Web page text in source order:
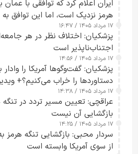
ایران اعلام کرد که توافقی با عمان
هرمز نزدیک است، اما این توافق به
آبراه را آزاد کند
۱۷ مرداد ۱۴۰۵ / ۱۶:۴۷
پزشکیان: اختلاف نظر در هر
اجتناب‌ناپذیر است
۱۷ مرداد ۱۴۰۵ / ۱۴:۵۶
پزشکیان: گفت‌وگوها آمریکا را
دستاوردها را خراب می‌کنیم؟+
۱۷ مرداد ۱۴۰۵ / ۱۴:۳۸
عراقچی: تعیین مسیر تردد در
بازگشایی آن نیست
۱۷ مرداد ۱۴۰۵ / ۱۴:۲۵
سردار محبی: بازگشایی تنگه هرمز
از سوی آمریکا وابسته است